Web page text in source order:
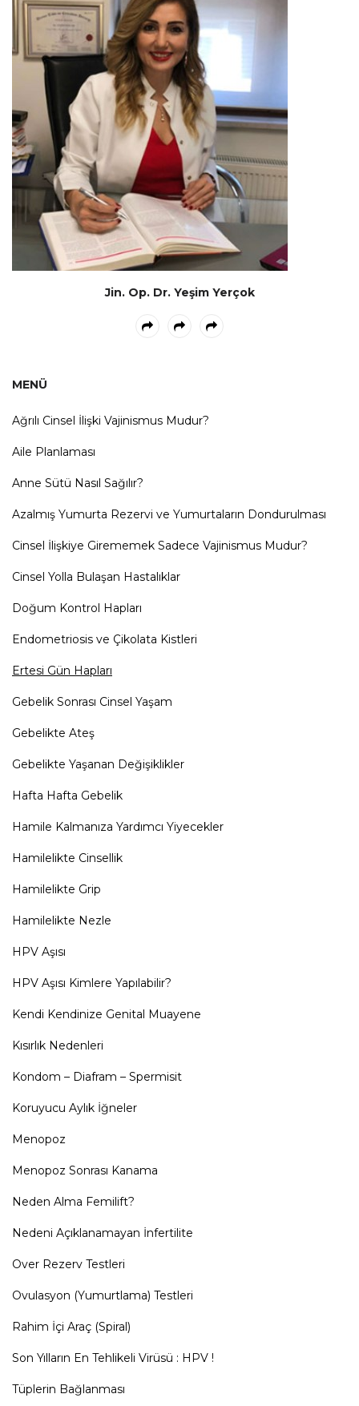
Jin. Op. Dr. Yeşim Yerçok
MENÜ
Ağrılı Cinsel İlişki Vajinismus Mudur?
Aile Planlaması
Anne Sütü Nasıl Sağılır?
Azalmış Yumurta Rezervi ve Yumurtaların Dondurulması
Cinsel İlişkiye Girememek Sadece Vajinismus Mudur?
Cinsel Yolla Bulaşan Hastalıklar
Doğum Kontrol Hapları
Endometriosis ve Çikolata Kistleri
Ertesi Gün Hapları
Gebelik Sonrası Cinsel Yaşam
Gebelikte Ateş
Gebelikte Yaşanan Değişiklikler
Hafta Hafta Gebelik
Hamile Kalmanıza Yardımcı Yiyecekler
Hamilelikte Cinsellik
Hamilelikte Grip
Hamilelikte Nezle
HPV Aşısı
HPV Aşısı Kimlere Yapılabilir?
Kendi Kendinize Genital Muayene
Kısırlık Nedenleri
Kondom – Diafram – Spermisit
Koruyucu Aylık İğneler
Menopoz
Menopoz Sonrası Kanama
Neden Alma Femilift?
Nedeni Açıklanamayan İnfertilite
Over Rezerv Testleri
Ovulasyon (Yumurtlama) Testleri
Rahim İçi Araç (Spiral)
Son Yılların En Tehlikeli Virüsü : HPV !
Tüplerin Bağlanması